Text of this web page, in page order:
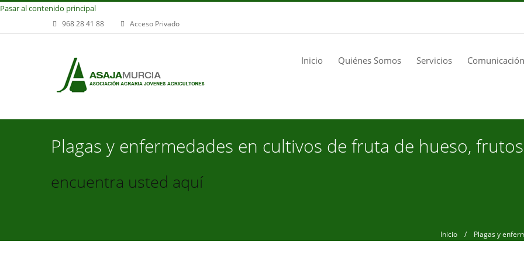
Pasar al contenido principal
968 28 41 88 Acceso Privado
Inicio Quiénes Somos Servicios
Plagas y enfermedades en cultivos de fruta de hueso,
encuentra usted aquí
Inicio / Plagas y